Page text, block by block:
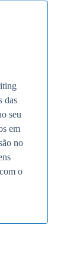
das
seu
em
no
o